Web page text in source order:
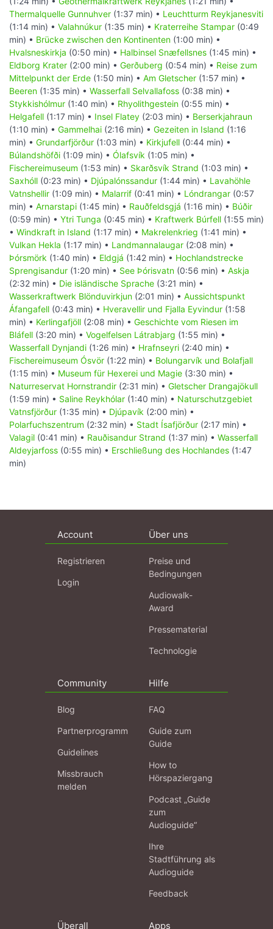
Thermalquelle Gunnuhver (1:37 min) • Leuchtturm Reykjanesviti
(1:14 min) • Valahnúkur (1:35 min) • Kraterreihe Stampar (0:49
min) • Brücke zwischen den Kontinenten (1:00 min) •
Hvalsneskirkja (0:50 min) • Halbinsel Snæfellsnes (1:45 min) •
Eldborg Krater (2:00 min) • Gerðuberg (0:54 min) • Reise zum
Mittelpunkt der Erde (1:50 min) • Am Gletscher (1:57 min) •
Beeren (1:35 min) • Wasserfall Selvallafoss (0:38 min) •
Stykkishólmur (1:40 min) • Rhyolithgestein (0:55 min) •
Helgafell (1:17 min) • Insel Flatey (2:03 min) • Berserkjahraun
(1:10 min) • Gammelhai (2:16 min) • Gezeiten in Island (1:16
min) • Grundarfjörður (1:03 min) • Kirkjufell (0:44 min) •
Búlandshöfði (1:09 min) • Ólafsvík (1:05 min) •
Fischereimuseum (1:53 min) • Skarðsvík Strand (1:03 min) •
Saxhóll (0:23 min) • Djúpalónssandur (1:44 min) • Lavahöhle
Vatnshellir (1:09 min) • Malarrif (0:41 min) • Lóndrangar (0:57
min) • Arnarstapi (1:45 min) • Rauðfeldsgjá (1:16 min) • Búðir
(0:59 min) • Ytri Tunga (0:45 min) • Kraftwerk Búrfell (1:55 min)
• Windkraft in Island (1:17 min) • Makrelenkrieg (1:41 min) •
Vulkan Hekla (1:17 min) • Landmannalaugar (2:08 min) •
Þórsmörk (1:40 min) • Eldgjá (1:42 min) • Hochlandstrecke
Sprengisandur (1:20 min) • See Þórisvatn (0:56 min) • Askja
(2:32 min) • Die isländische Sprache (3:21 min) •
Wasserkraftwerk Blönduvirkjun (2:01 min) • Aussichtspunkt
Áfangafell (0:43 min) • Hveravellir und Fjalla Eyvindur (1:58
min) • Kerlingafjöll (2:08 min) • Geschichte vom Riesen im
Bláfell (3:20 min) • Vogelfelsen Látrabjarg (1:55 min) •
Wasserfall Dynjandi (1:26 min) • Hrafnseyri (2:40 min) •
Fischereimuseum Ósvör (1:22 min) • Bolungarvík und Bolafjall
(1:15 min) • Museum für Hexerei und Magie (3:30 min) •
Naturreservat Hornstrandir (2:31 min) • Gletscher Drangajökull
(1:59 min) • Saline Reykhólar (1:40 min) • Naturschutzgebiet
Vatnsfjörður (1:35 min) • Djúpavík (2:00 min) •
Polarfuchszentrum (2:32 min) • Stadt Ísafjörður (2:17 min) •
Valagil (0:41 min) • Rauðisandur Strand (1:37 min) • Wasserfall
Aldeyjarfoss (0:55 min) • Erschließung des Hochlandes (1:47
min)
Account
Registrieren
Login
Über uns
Preise und
Bedingungen
Audiowalk-
Award
Pressematerial
Technologie
Community
Blog
Partnerprogramm
Guidelines
Missbrauch
melden
Hilfe
FAQ
Guide zum
Guide
How to
Hörspaziergang
Podcast „Guide
zum
Audioguide“
Ihre
Stadtführung als
Audioguide
Feedback
Überall Apps